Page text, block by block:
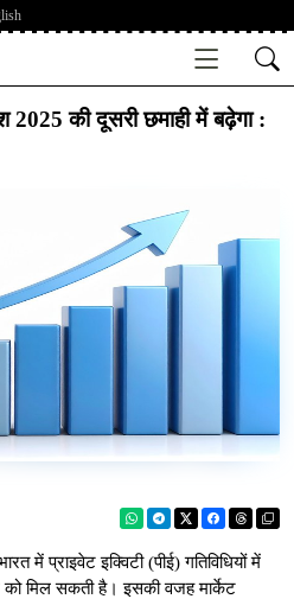
2025 की दूसरी छमाही में बढ़ेगा :
में प्राइवेट इक्विटी (पीई) गतिविधियों में
मिल सकती है। इसकी वजह मार्केट